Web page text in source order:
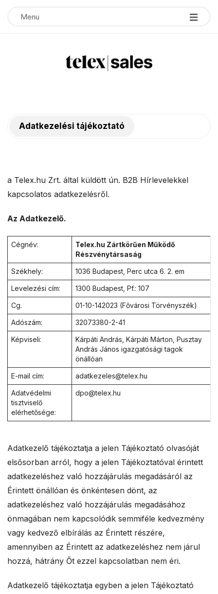
Menu
l
x
e
s
Adatkezelési tájékoztató
a Telex.hu Zrt. által küldött ún. B2B Hírlevelekkel
kapcsolatos adatkezelésről.
Az Adatkezelő.
Cégnév:
Telex.hu Zártkörűen Működő
Részvénytársaság
Székhely: 1036 Budapest, Perc utca 6. 2. em
Levelezési cím: 1300 Budapest, Pf.: 107
Cg. 01-10-142023 (Fővárosi Törvényszék)
Adószám: 32073380-2-41
Képviseli:
Kárpáti András, Kárpáti Márton, Pusztay
András János igazgatósági tagok
önállóan
E-mail cím: adatkezeles@telex.hu
Adatvédelmi
tisztviselő
elérhetősége:
dpo@telex.hu
Adatkezelő tájékoztatja a jelen Tájékoztató olvasóját
elsősorban arról, hogy a jelen Tájékoztatóval érintett
adatkezeléshez való hozzájárulás megadásáról az
Érintett önállóan és önkéntesen dönt, az
adatkezeléshez való hozzájárulás megadásához
önmagában nem kapcsolódik semmiféle kedvezmény
vagy kedvező elbírálás az Érintett részére,
amennyiben az Érintett az adatkezeléshez nem járul
hozzá, hátrány Őt ezzel kapcsolatban nem éri.
Adatkezelő tájékoztatja egyben a jelen Tájékoztató